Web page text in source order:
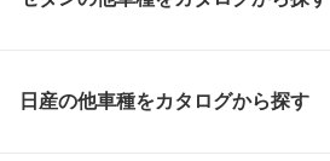
クルー
日産の他車種をカタログから探す